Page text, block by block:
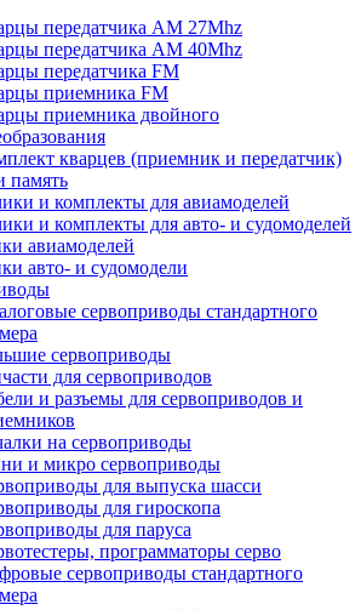
передатчика AM 27Mhz
передатчика AM 40Mhz
передатчика FM
приемника FM
приемника двойного
кварцев (приемник и передатчик)
память
и комплекты для авиамоделей
и комплекты для авто- и судомоделей
авиамоделей
авто- и судомодели
сервоприводы стандартного
сервоприводы
для сервоприводов
и разъемы для сервоприводов и
на сервоприводы
и микро сервоприводы
для выпуска шасси
для гироскопа
для паруса
программаторы серво
сервоприводы стандартного